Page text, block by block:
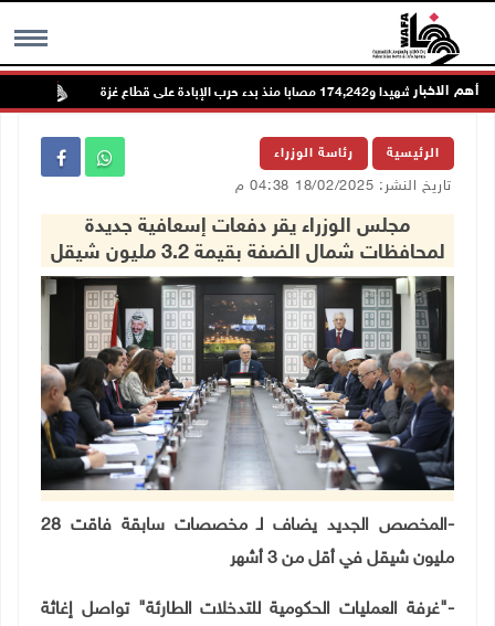
MENU أهم الاخبار
73,384 شهيدا و174,242 مصابا منذ بدء حرب الإبادة على قطاع غزة
الرئيسية رئاسة الوزراء
تاريخ النشر: 18/02/2025 04:38 م
مجلس الوزراء يقر دفعات إسعافية جديدة
لمحافظات شمال الضفة بقيمة 3.2 مليون شيقل
-المخصص الجديد يضاف لـ مخصصات سابقة فاقت 28
مليون شيقل في أقل من 3 أشهر
"-غرفة العمليات الحكومية للتدخلات الطارئة" تواصل إغاثة